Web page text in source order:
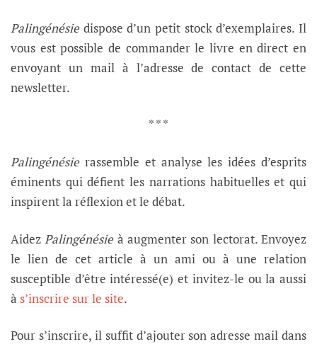
Palingénésiedispose d’un petit stock d’exemplaires. Il
vous est possible de commander le livre en direct en
envoyant un mail à l’adresse de contact de cette
newsletter.
* * *
Palingénésierassemble et analyse les idées d’esprits
éminents qui défient les narrations habituelles et qui
inspirent la réflexion et le débat.
AidezPalingénésieà augmenter son lectorat. Envoyez
le lien de cet article à un ami ou à une relation
susceptible d’être intéressé(e) et invitez-le ou la aussi
à s’inscrire sur le site.
Pour s’inscrire, il suffit d’ajouter son adresse mail dans